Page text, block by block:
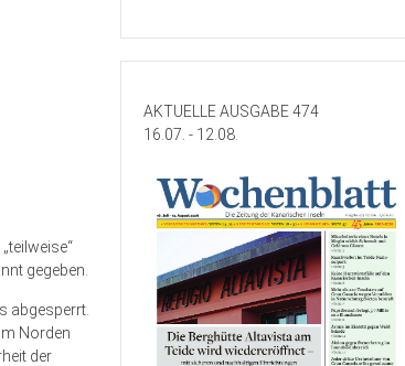
gegeben.
abgesperrt.
Norden
der
AKTUELLE AUSGABE 474
16.07. - 12.08.